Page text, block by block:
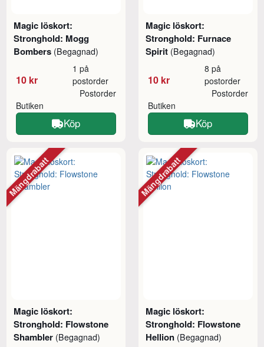
Magic löskort:
Stronghold: Mogg
Bombers (Begagnad)
10 kr
1 på
postorder
Butiken
Postorder
Köp
Magic löskort:
Stronghold: Furnace
Spirit (Begagnad)
10 kr
8 på
postorder
Butiken
Postorder
Köp
Magic löskort:
Stronghold: Flowstone
Shambler (Begagnad)
Mängdrabatt
Magic löskort:
Stronghold: Flowstone
Hellion (Begagnad)
Mängdrabatt